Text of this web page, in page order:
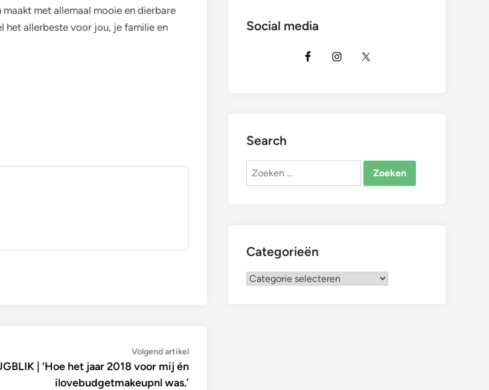
met allemaal mooie en dierbare
het allerbeste voor jou, je familie en
Volgend artikelVolgende
artikel:
| ‘Hoe het jaar 2018 voor mij én
ilovebudgetmakeupnl was.’
Social media
Search
Zoeken
Categorieën
Categorieën